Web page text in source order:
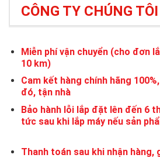
CÔNG TY CHÚNG TÔI
Miễn phí vận chuyển (cho đơn
10 km)
Cam kết hàng chính hãng
đó, tận nhà
Bảo hành lỗi lắp đặt lên đến 6
tức sau khi lắp máy nếu sản
Thanh toán sau khi nhận